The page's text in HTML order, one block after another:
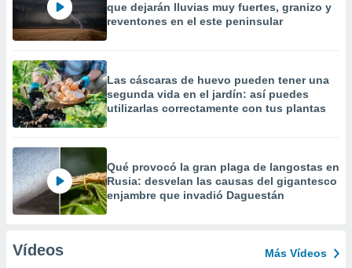
que dejarán lluvias muy fuertes, granizo y
reventones en el este peninsular
Las cáscaras de huevo pueden tener una
segunda vida en el jardín: así puedes
utilizarlas correctamente con tus plantas
Qué provocó la gran plaga de langostas en
Rusia: desvelan las causas del gigantesco
enjambre que invadió Daguestán
Vídeos Más Vídeos